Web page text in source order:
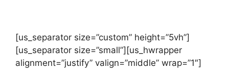
[us_separator size=”custom” height=”5vh”]
[us_separator size=”small”][us_hwrapper
alignment=”justify” valign=”middle” wrap=”1″]